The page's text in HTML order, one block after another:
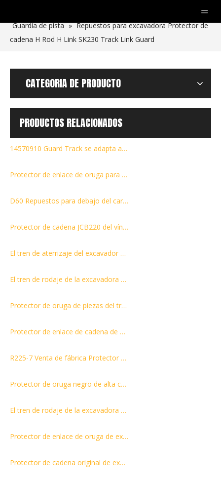
Guardia de pista » Repuestos para excavadora Protector de
cadena H Rod H Link SK230 Track Link Guard
CATEGORIA DE PRODUCTO
PRODUCTOS RELACIONADOS
14570910 Guard Track se adapta al protector de enlace Volvo EC360B EC360C Producto
Protector de enlace de oruga para excavadora YC85
D60 Repuestos para debajo del carro Protector del rodillo de cadena 14Y-30-26140
Protector de cadena JCB220 del vínculo de la pista del excavador de los recambios del tren de aterrizaje del excavador del fabricante
El tren de aterrizaje del excavador de la venta de la fábrica de Kobelco SK270 parte el guardia de cadena del protector del protector de la pista
El tren de rodaje de la excavadora parte el protector de eslabones de cadena PC300
Protector de oruga de piezas del tren de rodaje de excavadora con oruga de protección HD820
Protector de enlace de cadena de excavadora de alta calidad para Kato HD1430
R225-7 Venta de fábrica Protector de cadena de oruga de excavadora para Hyundai
Protector de oruga negro de alta calidad y barato de repuestos para excavadoras ZAX360
El tren de rodaje de la excavadora ZAX350-1 parte el protector de enlace del protector de cadena
Protector de enlace de oruga de excavadora OEM Dimension para DH55
Protector de cadena original de excavadora Ex200 Protector de cadena para piezas de repuesto del tren de rodaje